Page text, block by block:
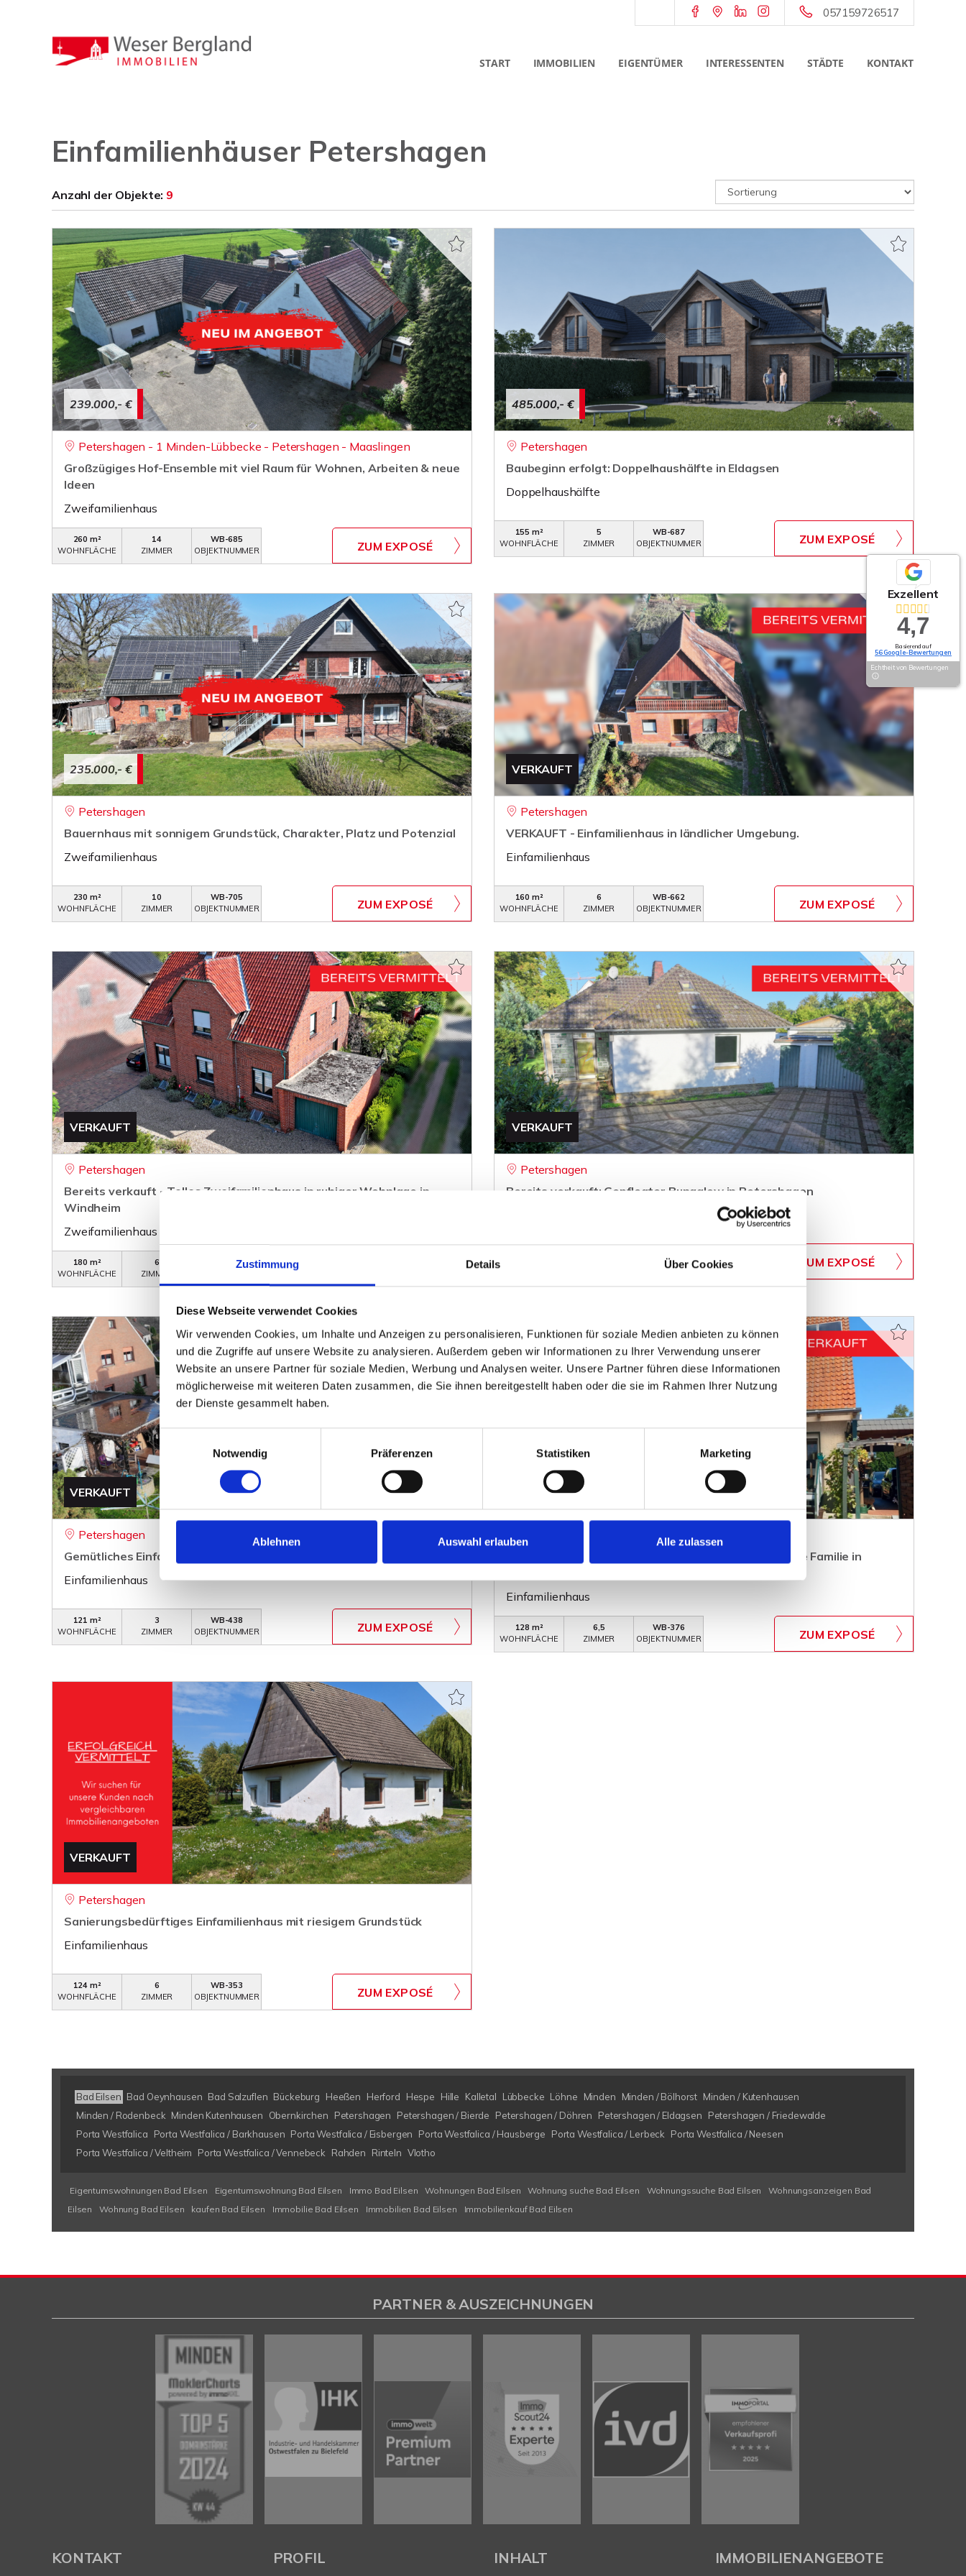
Zustimmung Details Über Cookies
Diese Webseite verwendet Cookies
Wir verwenden Cookies, um Inhalte und Anzeigen zu personalisieren, Funktionen für soziale Medien anbieten zu können
und die Zugriffe auf unsere Website zu analysieren. Außerdem geben wir Informationen zu Ihrer Verwendung unserer
Website an unsere Partner für soziale Medien, Werbung und Analysen weiter. Unsere Partner führen diese Informationen
möglicherweise mit weiteren Daten zusammen, die Sie ihnen bereitgestellt haben oder die sie im Rahmen Ihrer Nutzung
der Dienste gesammelt haben.
Einwilligungsauswahl
Notwendig
Präferenzen Statistiken Marketing
Ablehnen Auswahl erlauben Alle zulassen
057159726517
START IMMOBILIEN EIGENTÜMER INTERESSENTEN STÄDTE KONTAKT
Einfamilienhäuser Petershagen
Anzahl der Objekte: 9
239.000,- €
Petershagen - 1 Minden-Lübbecke - Petershagen - Maaslingen
Großzügiges Hof-Ensemble mit viel Raum für Wohnen, Arbeiten & neue
Ideen
Zweifamilienhaus
260 m²
WOHNFLÄCHE
14
ZIMMER
WB-685
OBJEKTNUMMER
ZUM EXPOSÉ
485.000,- €
Petershagen
Baubeginn erfolgt: Doppelhaushälfte in Eldagsen
Doppelhaushälfte
155 m²
WOHNFLÄCHE
5
ZIMMER
WB-687
OBJEKTNUMMER
ZUM EXPOSÉ
235.000,- €
Petershagen
Bauernhaus mit sonnigem Grundstück, Charakter, Platz und Potenzial
Zweifamilienhaus
230 m²
WOHNFLÄCHE
10
ZIMMER
WB-705
OBJEKTNUMMER
ZUM EXPOSÉ
VERKAUFT
Petershagen
VERKAUFT - Einfamilienhaus in ländlicher Umgebung.
Einfamilienhaus
160 m²
WOHNFLÄCHE
6
ZIMMER
WB-662
OBJEKTNUMMER
ZUM EXPOSÉ
VERKAUFT
Petershagen
Bereits verkauft - Tolles Zweifamilienhaus in ruhiger Wohnlage in
Windheim
Zweifamilienhaus
180 m²
WOHNFLÄCHE
6
ZIMMER
WB-630
VERKAUFT
Petershagen
Bereits verkauft: Gepflegter Bungalow in Petershagen
WOHNFLÄCHE
OBJEKTNUMMER
ZUM EXPOSÉ
VERKAUFT
Petershagen
Gemütliches Einfamilienhaus in ruhiger Siedlungslage.
Einfamilienhaus
121 m²
WOHNFLÄCHE
3
ZIMMER
WB-438
OBJEKTNUMMER
ZUM EXPOSÉ
VERKAUFT
Petershagen - 1 Minden-Lübbecke - Petershagen
Bereits verkauft - Gemütliches Zuhause für die eigene Familie in
Einfamilienhaus
128 m²
WOHNFLÄCHE
6,5
ZIMMER
WB-376
OBJEKTNUMMER
ZUM EXPOSÉ
VERKAUFT
Petershagen
Sanierungsbedürftiges Einfamilienhaus mit riesigem Grundstück
Einfamilienhaus
124 m²
WOHNFLÄCHE
6
ZIMMER
WB-353
OBJEKTNUMMER
ZUM EXPOSÉ
Bad Eilsen Bad Oeynhausen Bad Salzuflen Bückeburg Heeßen Herford Hespe Hille Kalletal Lübbecke Löhne Minden Minden / Bölhorst Minden / Kutenhausen
Minden / Rodenbeck Minden Kutenhausen Obernkirchen Petershagen Petershagen / Bierde Petershagen / Döhren Petershagen / Eldagsen
Petershagen / Friedewalde
Porta Westfalica
Porta Westfalica / Barkhausen Porta Westfalica / Eisbergen Porta Westfalica / Hausberge Porta Westfalica / Lerbeck
Porta Westfalica / Neesen
Porta Westfalica / Veltheim
Porta Westfalica / Vennebeck Rahden Rinteln Vlotho
Eigentumswohnungen Bad Eilsen Eigentumswohnung Bad Eilsen Immo Bad Eilsen Wohnungen Bad Eilsen Wohnung suche Bad Eilsen Wohnungssuche Bad Eilsen
Wohnungsanzeigen Bad
Eilsen
Wohnung Bad Eilsen kaufen Bad Eilsen Immobilie Bad Eilsen Immobilien Bad Eilsen Immobilienkauf Bad Eilsen
Exzellent
4,7
Basierend auf
56 Google-Bewertungen
Echtheit von Bewertungen
PARTNER & AUSZEICHNUNGEN
KONTAKT PROFIL INHALT IMMOBILIENANGEBOTE